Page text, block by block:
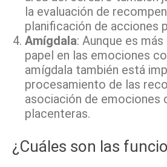
la evaluación de
planificación de acciones
Amígdala: Aunque es
papel en las emociones
amígdala también está
procesamiento de las
asociación de emociones
placenteras.
¿Cuáles son las